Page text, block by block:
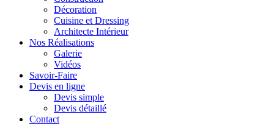
Décoration
Cuisine et Dressing
Architecte Intérieur
Nos Réalisations
Galerie
Vidéos
Savoir-Faire
Devis en ligne
Devis simple
Devis détaillé
Contact